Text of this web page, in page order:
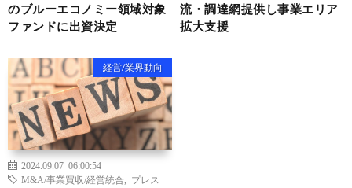
のブルーエコノミー領域対象
ファンドに出資決定
流・調達網提供し事業エリア
拡大支援
経営/業界動向
2024.09.07 06:00:54
M&A/事業買収/経営統合
プレス